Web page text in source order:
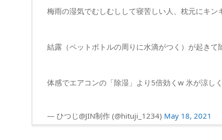
梅雨の湿気でむしむしして寝苦しい人、枕元にキ
結露（ペットボトルの周りに水滴がつく）が起きて
体感でエアコンの「除湿」より5倍効くw 氷が涼し
— ひつじ@JIN制作 (@hituji_1234) May 18, 2021